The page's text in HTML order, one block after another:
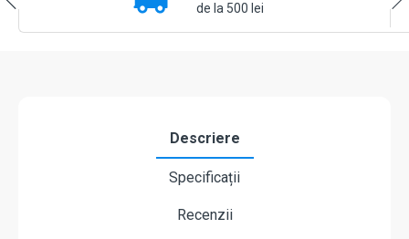
de la 500 lei
Descriere
Specificații
Recenzii